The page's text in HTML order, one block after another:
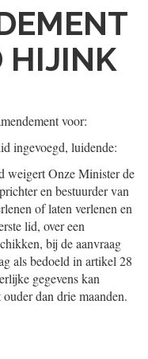
HIJINK
voor:
ingevoegd, luidende:
weigert Onze Minister de
en bestuurder van
of laten verlenen en
lid, over een
bij de aanvraag
als bedoeld in artikel 28
gegevens kan
dan drie maanden.